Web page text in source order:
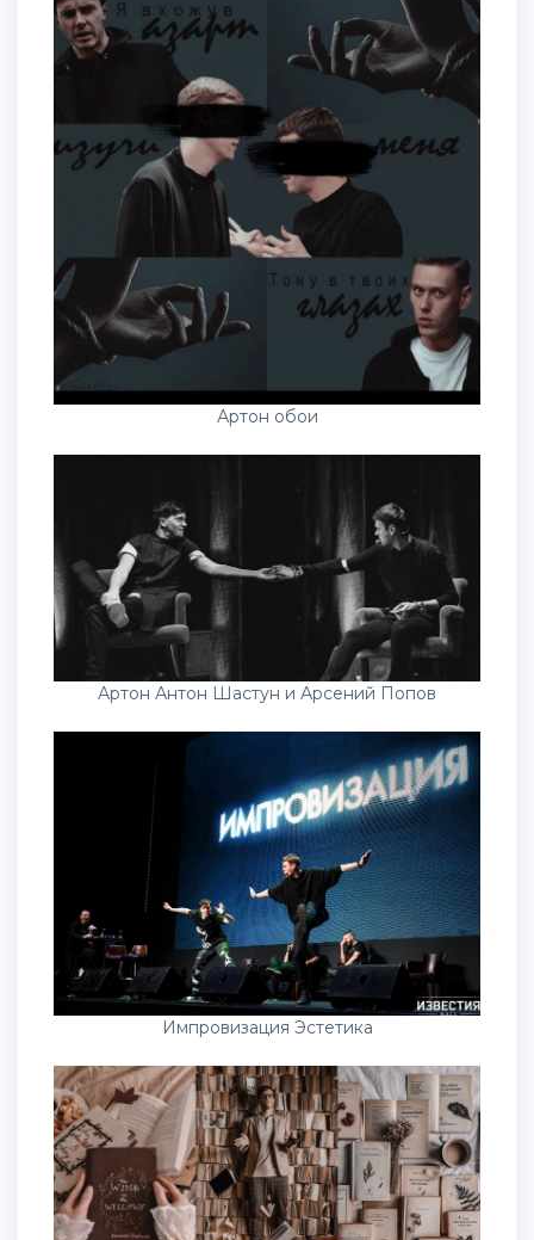
Артон обои
Артон Антон Шастун и Арсений Попов
Импровизация Эстетика